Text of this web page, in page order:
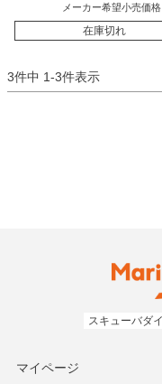
メーカー希望小売価格
在庫切れ
3件中 1-3件表示
マイページ